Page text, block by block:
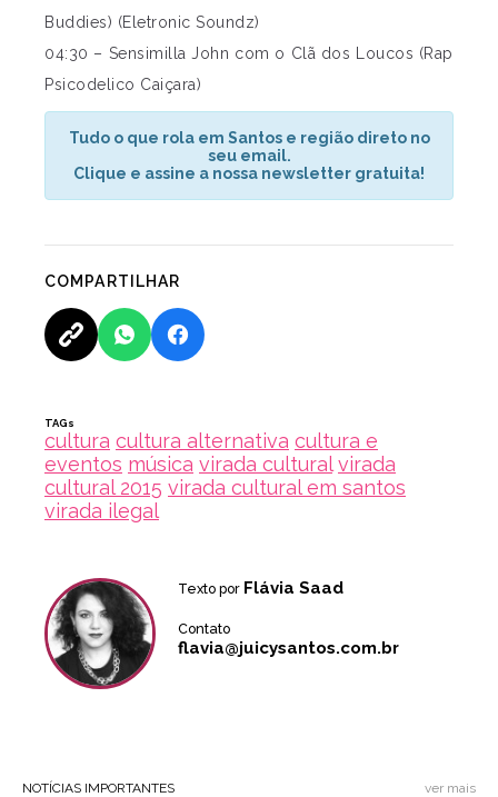
Buddies) (Eletronic Soundz)
04:30 – Sensimilla John com o Clã dos Loucos (Rap
Psicodelico Caiçara)
Tudo o que rola em Santos e região direto no
seu email.
Clique e assine a nossa newsletter gratuita!
COMPARTILHAR
TAGs
cultura cultura alternativa cultura e
eventos música virada cultural virada
cultural 2015 virada cultural em santos
virada ilegal
Texto por Flávia Saad
Contato
flavia@juicysantos.com.br
NOTÍCIAS IMPORTANTES ver mais